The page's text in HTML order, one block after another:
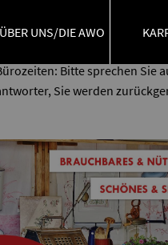
694433
Bitte sprechen Sie
Sie werden
ÜBER UNS/DIE AWO